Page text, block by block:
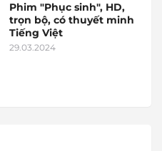
Phim "Phục sinh", HD,
trọn bộ, có thuyết minh
Tiếng Việt
29.03.2024